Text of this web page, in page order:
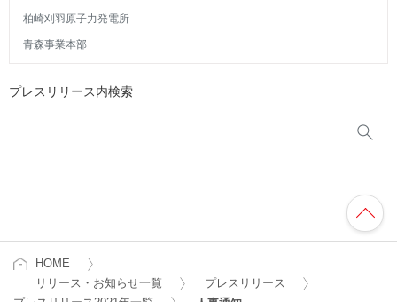
柏崎刈羽原子力発電所
青森事業本部
プレスリリース内検索
HOME
リリース・お知らせ一覧
プレスリリース